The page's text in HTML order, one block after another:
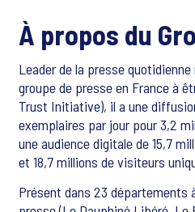
À propos du
Leader de la presse
groupe de presse en France à
Trust Initiative), il a une
exemplaires par jour pour 3,2
une audience digitale de 15,7
et 18,7 millions de visiteurs
Présent dans 23 départements